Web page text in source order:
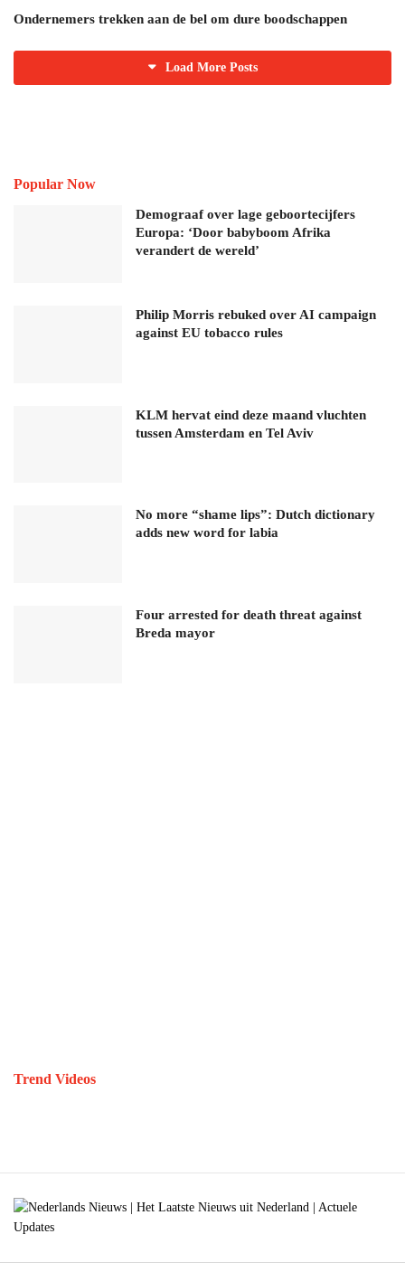
Ondernemers trekken aan de bel om dure boodschappen
Load More Posts
Popular Now
Demograaf over lage geboortecijfers
Europa: ‘Door babyboom Afrika
verandert de wereld’
Philip Morris rebuked over AI campaign
against EU tobacco rules
KLM hervat eind deze maand vluchten
tussen Amsterdam en Tel Aviv
No more “shame lips”: Dutch dictionary
adds new word for labia
Four arrested for death threat against
Breda mayor
Trend Videos